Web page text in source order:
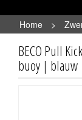
Home
>
Kick TRAINER
BECO Pull
buoy | blauw